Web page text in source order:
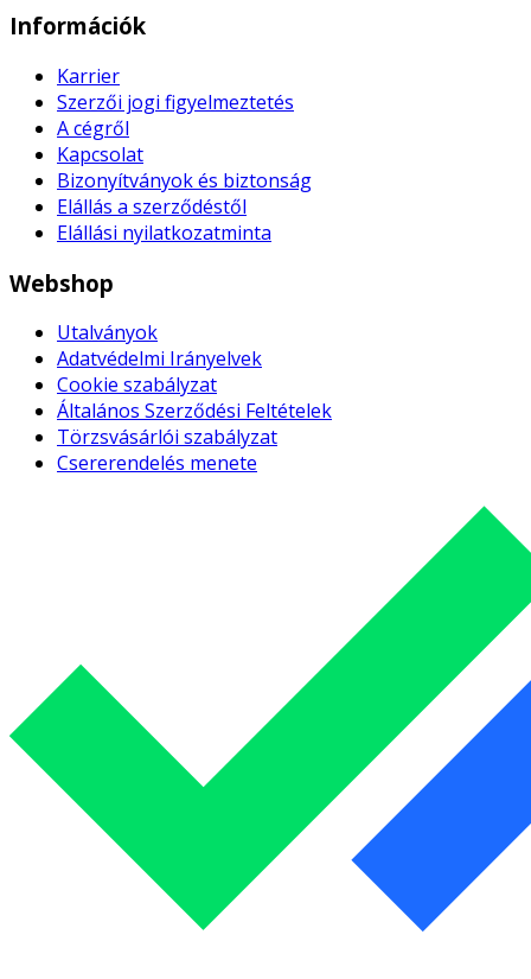
Információk
Karrier
Szerzői jogi figyelmeztetés
A cégről
Kapcsolat
Bizonyítványok és biztonság
Elállás a szerződéstől
Elállási nyilatkozatminta
Webshop
Utalványok
Adatvédelmi Irányelvek
Cookie szabályzat
Általános Szerződési Feltételek
Törzsvásárlói szabályzat
Csererendelés menete